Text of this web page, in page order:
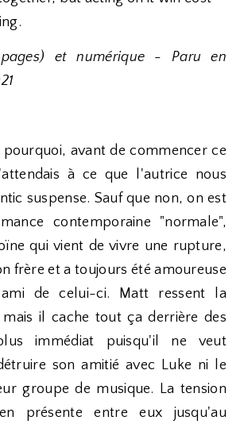
et numérique - Paru en
pourquoi, avant de commencer ce
à ce que l'autrice nous
suspense. Sauf que non, on est
contemporaine "normale",
qui vient de vivre une rupture,
frère et a toujours été amoureuse
de celui-ci. Matt ressent la
il cache tout ça derrière des
immédiat puisqu'il ne veut
son amitié avec Luke ni le
groupe de musique. La tension
présente entre eux jusqu'au